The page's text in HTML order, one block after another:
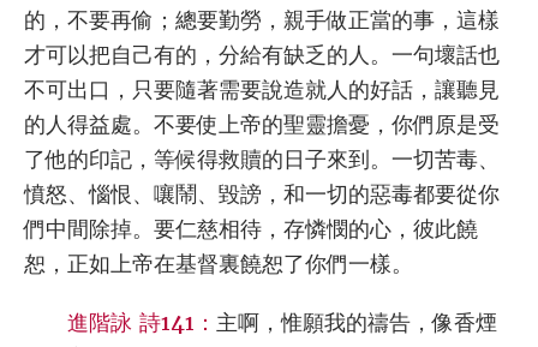
的，不要再偷；總要勤勞，親手做正當的事，這樣
才可以把自己有的，分給有缺乏的人。一句壞話也
不可出口，只要隨著需要說造就人的好話，讓聽見
的人得益處。不要使上帝的聖靈擔憂，你們原是受
了他的印記，等候得救贖的日子來到。一切苦毒、
憤怒、惱恨、嚷鬧、毀謗，和一切的惡毒都要從你
們中間除掉。要仁慈相待，存憐憫的心，彼此饒
恕，正如上帝在基督裏饒恕了你們一樣。
進階詠 詩141： 主啊，惟願我的禱告，像香煙